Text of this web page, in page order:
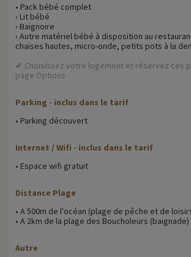
• Pack bébé complet
› Lit bébé
› Baignoire
› Autre matériel bébé à disposition au
chaises hautes, micro-onde, petits pots à la
✔ Choisissez votre logement et réservez ces
page Options
Parking - inclus dans le tarif
• Parking découvert
Internet / Wifi - inclus dans le tarif
• Espace wifi gratuit
Distance Plage
• A 500m de l'océan (plage de pêche et de
• A 2km de la plage des Boucholeurs (baignade)
Autre